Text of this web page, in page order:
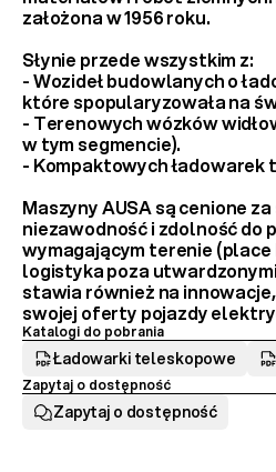
założona w 1956 roku.
Słynie przede wszystkim z:
- Wozideł budowlanych o
które spopularyzowała na
- Terenowych wózków
w tym segmencie).
- Kompaktowych ładowarek
Maszyny AUSA są cenione za
niezawodność i zdolność do
wymagającym terenie
logistyka poza
stawia również na
swojej oferty pojazdy
Katalogi do pobrania
Ładowarki teleskopowe
Zapytaj o dostępność
Zapytaj o dostępność